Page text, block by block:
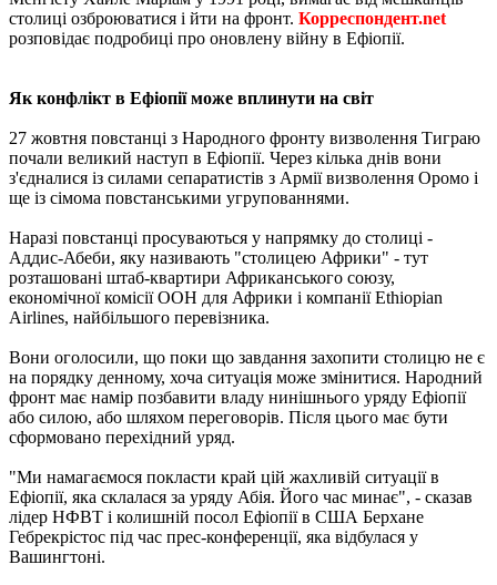
столиці озброюватися і йти на фронт. Корреспондент.net
розповідає подробиці про оновлену війну в Ефіопії.
Як конфлікт в Ефіопії може вплинути на світ
27 жовтня повстанці з Народного фронту визволення Тиграю
почали великий наступ в Ефіопії. Через кілька днів вони
з'єдналися із силами сепаратистів з Армії визволення Оромо і
ще із сімома повстанськими угрупованнями.
Наразі повстанці просуваються у напрямку до столиці -
Аддис-Абеби, яку називають "столицею Африки" - тут
розташовані штаб-квартири Африканського союзу,
економічної комісії ООН для Африки і компанії Ethiopian
Airlines, найбільшого перевізника.
Вони оголосили, що поки що завдання захопити столицю не є
на порядку денному, хоча ситуація може змінитися. Народний
фронт має намір позбавити владу нинішнього уряду Ефіопії
або силою, або шляхом переговорів. Після цього має бути
сформовано перехідний уряд.
"Ми намагаємося покласти край цій жахливій ситуації в
Ефіопії, яка склалася за уряду Абія. Його час минає", - сказав
лідер НФВТ і колишній посол Ефіопії в США Берхане
Гебрекрістос під час прес-конференції, яка відбулася у
Вашингтоні.